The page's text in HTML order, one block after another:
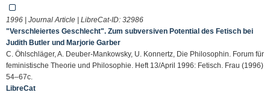
1996 | Journal Article | LibreCat-ID: 32986
"Verschleiertes Geschlecht". Zum subversiven Potential des Fetisch bei
Judith Butler und Marjorie Garber
C. Öhlschläger, A. Deuber-Mankowsky, U. Konnertz, Die Philosophin. Forum für
feministische Theorie und Philosophie. Heft 13/April 1996: Fetisch. Frau (1996)
54–67c.
LibreCat